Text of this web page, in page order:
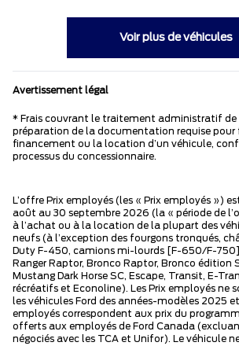
Voir plus de véhicules
Avertissement légal
* Frais couvrant le traitement administratif
préparation de la documentation requise pour
financement ou la location d’un véhicule,
processus du concessionnaire.
L’offre Prix employés (les « Prix employés »)
août au 30 septembre 2026 (la « période de
à l’achat ou à la location de la plupart des
neufs (à l’exception des fourgons tronqués,
Duty F-450, camions mi-lourds [F-650/F-
Ranger Raptor, Bronco Raptor, Bronco édition
Mustang Dark Horse SC, Escape, Transit, E-
récréatifs et Econoline). Les Prix employés ne
les véhicules Ford des années-modèles 2025
employés correspondent aux prix du
offerts aux employés de Ford Canada
négociés avec les TCA et Unifor). Le véhicule